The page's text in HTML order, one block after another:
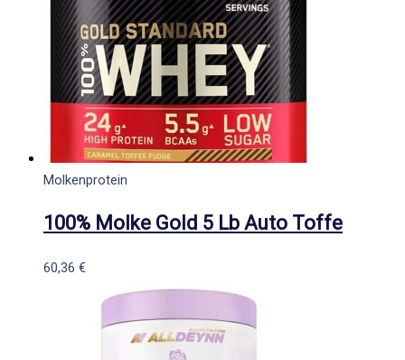
Molkenprotein
100% Molke Gold 5 Lb Auto Toffe
60,36 €